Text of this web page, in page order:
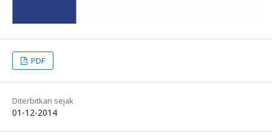
PDF
Diterbitkan sejak
01-12-2014